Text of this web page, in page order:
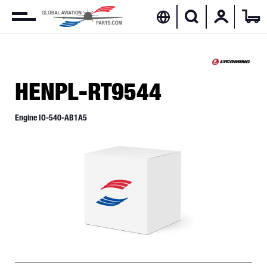
HENPL-RT9544
Engine IO-540-AB1A5